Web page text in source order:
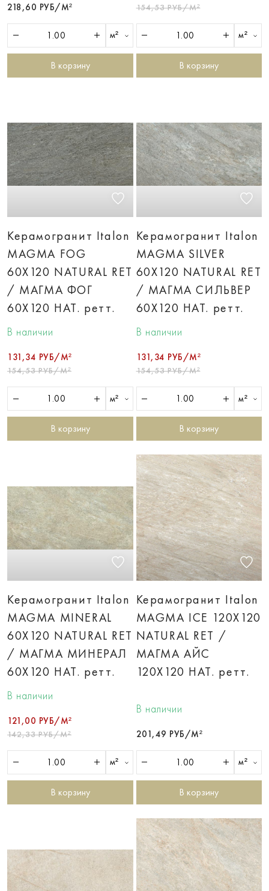
218,60 РУБ/М²
м²
В корзину
154,53 РУБ/М²
м²
В корзину
Керамогранит Italon
MAGMA FOG
60X120 NATURAL RET
/ МАГМА ФОГ
60X120 НАТ. ретт.
В наличии
131,34 РУБ/М²
154,53 РУБ/М²
м²
В корзину
Керамогранит Italon
MAGMA SILVER
60X120 NATURAL RET
/ МАГМА СИЛЬВЕР
60X120 НАТ. ретт.
В наличии
131,34 РУБ/М²
154,53 РУБ/М²
м²
В корзину
Керамогранит Italon
MAGMA MINERAL
60X120 NATURAL RET
/ МАГМА МИНЕРАЛ
60X120 НАТ. ретт.
В наличии
121,00 РУБ/М²
142,33 РУБ/М²
м²
В корзину
Керамогранит Italon
MAGMA ICE 120X120
NATURAL RET /
МАГМА АЙС
120X120 НАТ. ретт.
В наличии
201,49 РУБ/М²
м²
В корзину